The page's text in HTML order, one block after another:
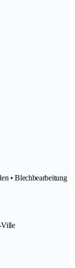
• Blechbearbeitung
Ville